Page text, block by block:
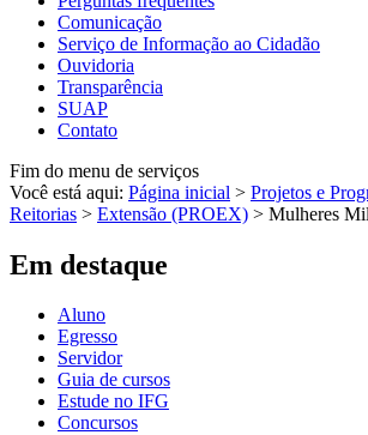
Comunicação
Serviço de Informação ao Cidadão
Ouvidoria
Transparência
SUAP
Contato
Fim do menu de serviços
Você está aqui: Página inicial > Projetos e
Reitorias > Extensão (PROEX) > Mulheres Mil
Em destaque
Aluno
Egresso
Servidor
Guia de cursos
Estude no IFG
Concursos